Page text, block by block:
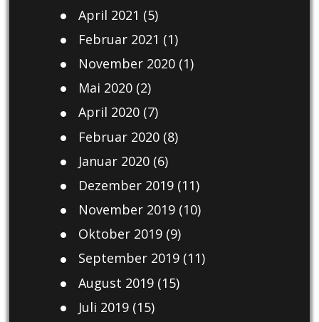
April 2021 (5)
Februar 2021 (1)
November 2020(1)
Mai 2020(2)
April 2020(7)
Februar 2020(8)
Januar 2020(6)
Dezember 2019(11)
November 2019(10)
Oktober 2019(9)
September 2019(11)
August 2019(15)
Juli 2019(15)